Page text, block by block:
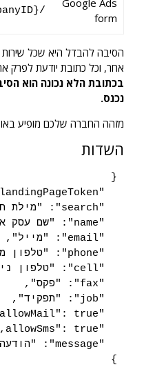
Google Ads
form
/api/landingPageGoogleForm/{companyID}
הסיבה להבדל היא שכל
אחר, וכל כתובת יודעת לפרק
בכתובת הלא נכונה הוא
נכנס.
מזהה החברה שלכם מופיע
השדות
}